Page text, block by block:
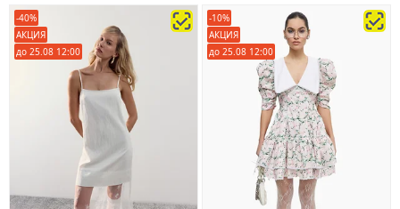
-40%
АКЦИЯ
до 25.08 12:00
-10%
АКЦИЯ
до 25.08 12:00